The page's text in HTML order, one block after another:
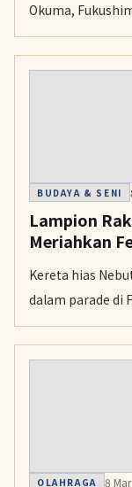
Okuma,
menabur benih
ditinggalkan. Ia
BUDAYA & SENI
Lampion
Meriahkan
Kereta hias
dalam parade di
persahabatan
Taiwan
OLAHRAGA 8